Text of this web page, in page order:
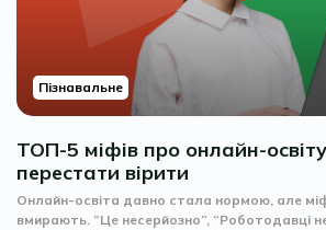
Пізнавальне
ТОП-5 міфів про онлайн-
перестати вірити
Онлайн-освіта давно стала нормою, але
вмирають. “Це несерйозно”, “Роботодавці